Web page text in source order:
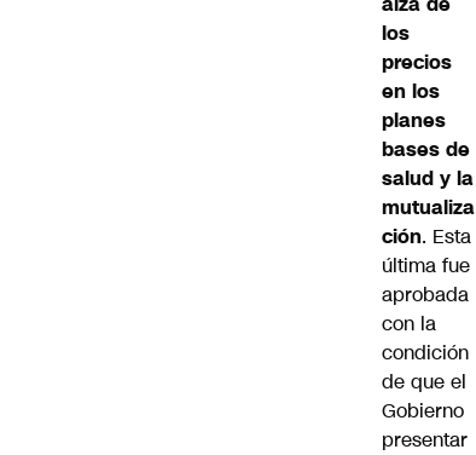
los
precios
en los
planes
bases de
salud y la
mutualiza
ción. Esta
última fue
aprobada
con la
condición
de que el
Gobierno
presentar